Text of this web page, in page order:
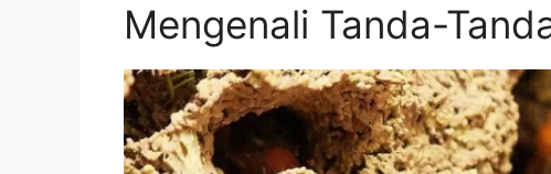
Mengenali Tanda-